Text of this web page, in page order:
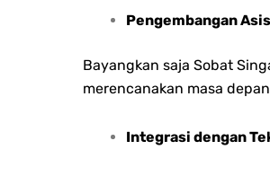
Pengembangan
Bayangkan saja Sobat
merencanakan masa
Integrasi dengan